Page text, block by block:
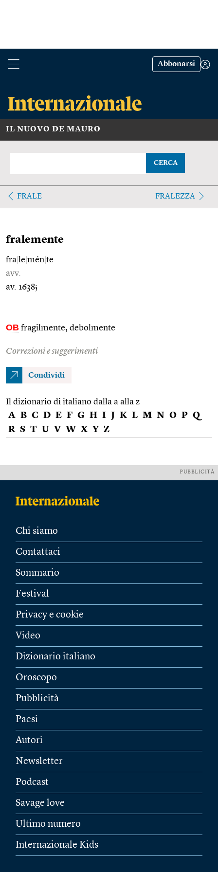
Abbonarsi
IL NUOVO DE MAURO
CERCA
FRALE FRALEZZA
fralemente
fra le mén te
avv.
av. 1638;
OB fragilmente, debolmente
Correzioni e suggerimenti
Condividi
Il dizionario di italiano dalla a alla z
A B C D E F G H I J K L M N O P Q
R S T U V W X Y Z
PUBBLICITÀ
Chi siamo
Contattaci
Sommario
Festival
Privacy e cookie
Video
Dizionario italiano
Oroscopo
Pubblicità
Paesi
Autori
Newsletter
Podcast
Savage love
Ultimo numero
Internazionale Kids